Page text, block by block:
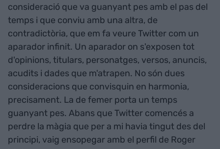
consideració que va guanyant pes amb el pas del
temps i que conviu amb una altra, de
contradictòria, que em fa veure Twitter com un
aparador infinit. Un aparador on s'exposen tot
d'opinions, titulars, personatges, versos, anuncis,
acudits i dades que m'atrapen. No són dues
consideracions que convisquin en harmonia,
precisament. La de femer porta un temps
guanyant pes. Abans que Twitter comencés a
perdre la màgia que per a mi havia tingut des del
principi, vaig ensopegar amb el perfil de Roger